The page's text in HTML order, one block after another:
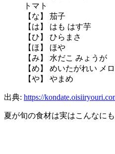
トマト
【な】 茄子
【は】 はも はす芋
【ひ】 ひらまさ
【ほ】 ほや
【み】 水だこ みょうが
【め】 めいたがれい メ
【や】 やまめ
出典: https://
夏が旬の食材は実はこんなに